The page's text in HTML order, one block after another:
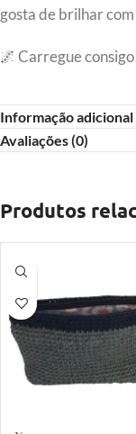
gosta de brilhar
🌌 Carregue
Informação adicional
Avaliações (0)
Produtos